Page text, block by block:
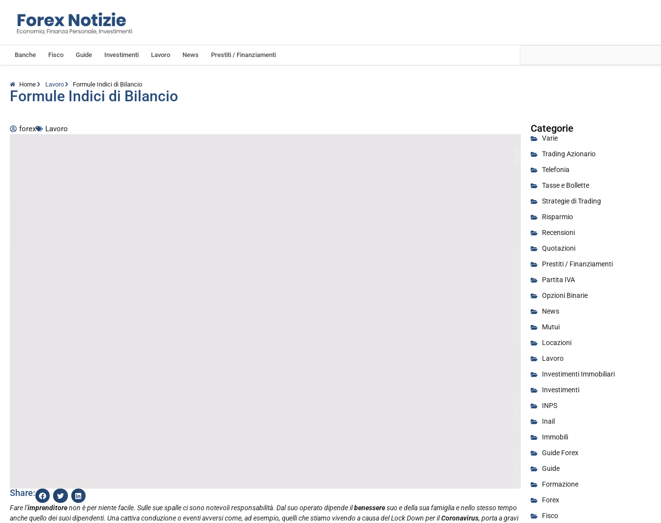
Banche Fisco Guide Investimenti Lavoro News Prestiti / Finanziamenti
Home Lavoro Formule Indici di Bilancio
Formule Indici di Bilancio
forex Lavoro
Share:
Fare l’imprenditorenon è per niente facile. Sulle sue spalle ci sono notevoli responsabilità. Dal suo operato dipende ilbenesseresuo e della sua famiglia e nello stesso tempo
anche quello dei suoi dipendenti. Una cattiva conduzione o eventi avversi come, ad esempio, quelli che stiamo vivendo a causa del Lock Down per ilCoronavirus, porta a gravi
Categorie
Varie
Trading Azionario
Telefonia
Tasse e Bollette
Strategie di Trading
Risparmio
Recensioni
Quotazioni
Prestiti / Finanziamenti
Partita IVA
Opzioni Binarie
News
Mutui
Locazioni
Lavoro
Investimenti Immobiliari
Investimenti
INPS
Inail
Immobili
Guide Forex
Guide
Formazione
Forex
Fisco